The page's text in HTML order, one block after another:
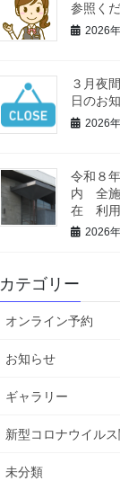
参照くだ
2026
３月夜
日のお
2026
令和８
内 全施
在 利用
2026
カテゴリー
オンライン予約
お知らせ
ギャラリー
新型コロナウイル
未分類